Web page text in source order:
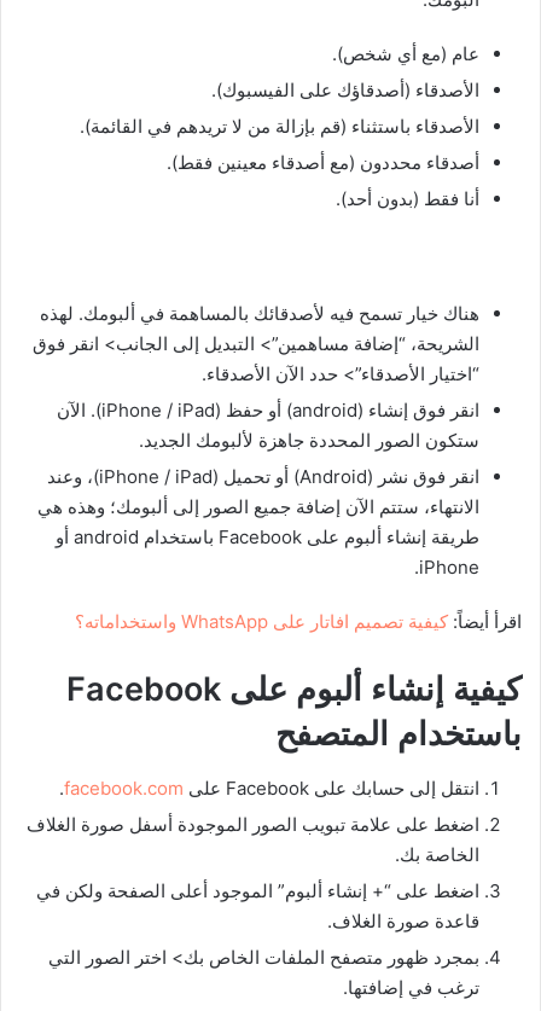
عام (مع أي شخص).
الأصدقاء (أصدقاؤك على الفيسبوك).
الأصدقاء باستثناء (قم بإزالة من لا تريدهم في القائمة).
أصدقاء محددون (مع أصدقاء معينين فقط).
أنا فقط (بدون أحد).
هناك خيار تسمح فيه لأصدقائك بالمساهمة في ألبومك. لهذه
الشريحة، “إضافة مساهمين”> التبديل إلى الجانب> انقر فوق
“اختيار الأصدقاء”> حدد الآن الأصدقاء.
انقر فوق إنشاء (android) أو حفظ (iPhone / iPad). الآن
ستكون الصور المحددة جاهزة لألبومك الجديد.
انقر فوق نشر (Android) أو تحميل (iPhone / iPad)، وعند
الانتهاء، ستتم الآن إضافة جميع الصور إلى ألبومك؛ وهذه هي
طريقة إنشاء ألبوم على Facebook باستخدام android أو
iPhone.
اقرأ أيضاً: كيفية تصميم افاتار على WhatsApp واستخداماته؟
كيفية إنشاء ألبوم على Facebook
باستخدام المتصفح
انتقل إلى حسابك على Facebook على facebook.com
.
اضغط على علامة تبويب الصور الموجودة أسفل صورة الغلاف
الخاصة بك.
اضغط على “+ إنشاء ألبوم” الموجود أعلى الصفحة ولكن في
قاعدة صورة الغلاف.
بمجرد ظهور متصفح الملفات الخاص بك> اختر الصور التي
ترغب في إضافتها.